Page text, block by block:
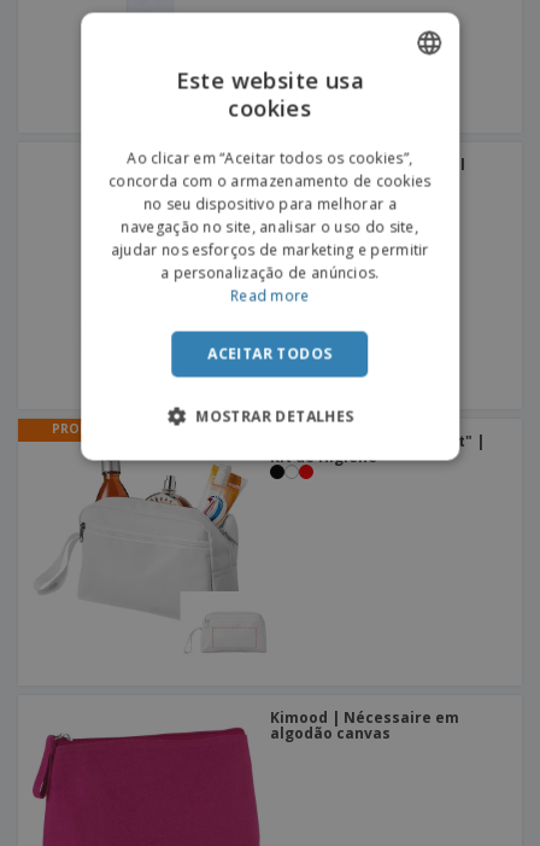
Gel Hidroalcoólico Bradul
PROMO
Bolsa de Higiene "Transit" |
Kit de Higiene
Kimood | Nécessaire em
algodão canvas
SPANISH
Este website usa
cookies
Ao clicar em “Aceitar todos os cookies”,
concorda com o armazenamento de cookies
no seu dispositivo para melhorar a
navegação no site, analisar o uso do site,
ajudar nos esforços de marketing e permitir
a personalização de anúncios.
Read more
ACEITAR TODOS
MOSTRAR DETALHES